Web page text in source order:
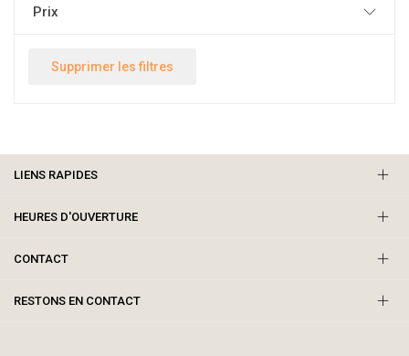
Prix
Supprimer les filtres
LIENS RAPIDES
HEURES D'OUVERTURE
CONTACT
RESTONS EN CONTACT